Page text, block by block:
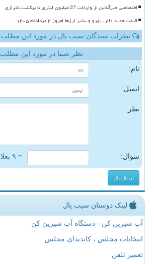
اختصاصی خبرآنلاین از واردات 27 میلیون لیتری تا برگشت ناترازی
قیمت جدید دلار، یورو و سایر ارزها امروز ۴ مردادماه ۱۴۰۵
نظرات بینندگان سیب پال در مورد این مطلب
نظر شما در مورد این مطلب
نام:
ایمیل:
نظر:
سوال: = ۹ بعلاوه ۲
لینک دوستان سیب پال
آب شیرین کن - دستگاه آب شیرین کن
انتخابات مجلس ، کاندیدای مجلس
تعمیر تلفن